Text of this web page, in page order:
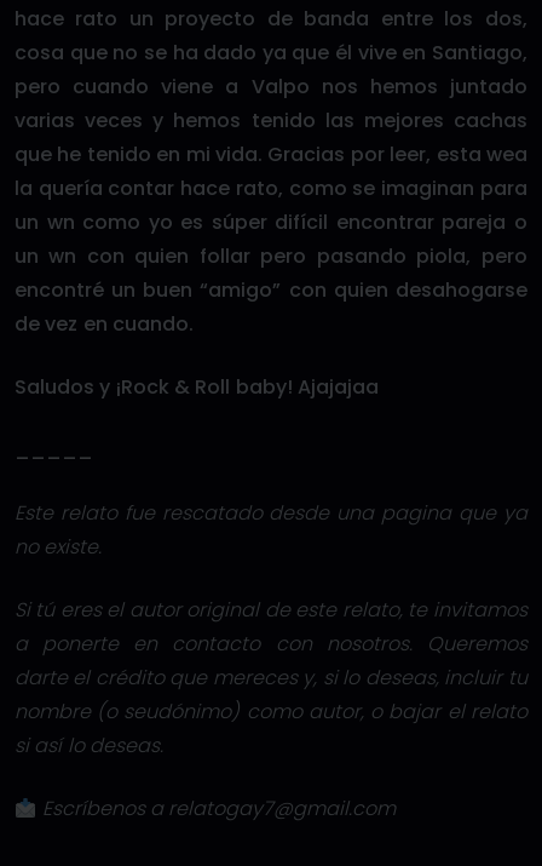
hace rato un proyecto de banda entre los dos,
cosa que no se ha dado ya que él vive en Santiago,
pero cuando viene a Valpo nos hemos juntado
varias veces y hemos tenido las mejores cachas
que he tenido en mi vida. Gracias por leer, esta wea
la quería contar hace rato, como se imaginan para
un wn como yo es súper difícil encontrar pareja o
un wn con quien follar pero pasando piola, pero
encontré un buen “amigo” con quien desahogarse
de vez en cuando.
Saludos y ¡Rock & Roll baby! Ajajajaa
_____
Este relato fue rescatado desde una pagina que ya
no existe.
Si tú eres el autor original de este relato, te invitamos
a ponerte en contacto con nosotros. Queremos
darte el crédito que mereces y, si lo deseas, incluir tu
nombre (o seudónimo) como autor, o bajar el relato
si así lo deseas.
Escríbenos a relatogay7@gmail.com